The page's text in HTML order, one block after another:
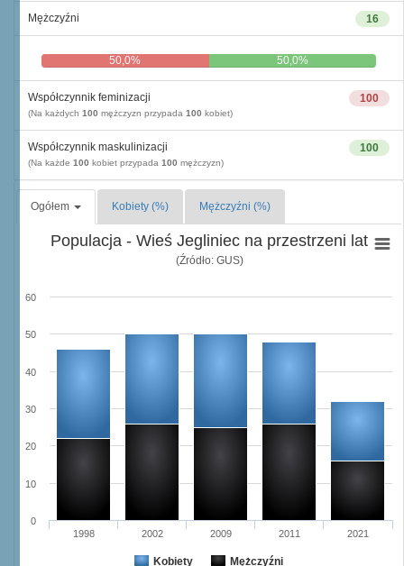
16
Mężczyźni
50,0% 50,0%
100
Współczynnik feminizacji
(Na każdych 100 mężczyzn przypada 100 kobiet)
100
Współczynnik maskulinizacji
(Na każde 100 kobiet przypada 100 mężczyzn)
Ogółem Kobiety (%) Mężczyźni (%)
Populacja - Wieś Jegliniec na przestrzeni lat
(Źródło: GUS)
Kobiety Mężczyźni
1998 2002 2009 2011 2021
0
10
20
30
40
50
60